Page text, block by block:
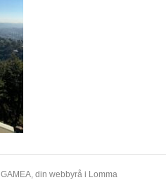
GAMEA, din webbyrå i Lomma